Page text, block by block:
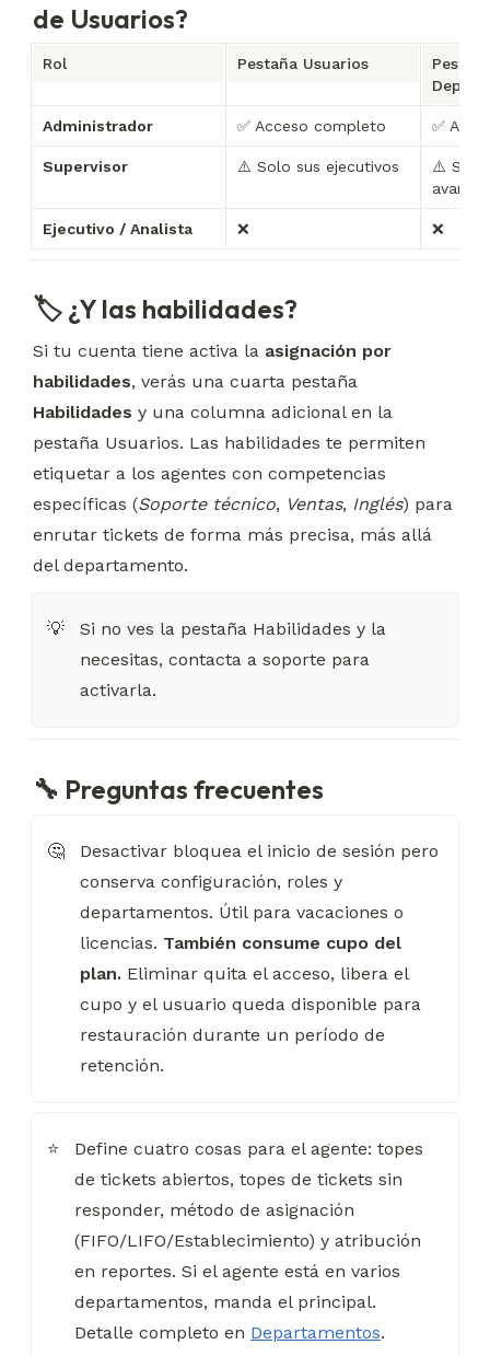
de Usuarios?
Rol Pestaña Usuarios
Administrador ✅ Acceso completo ✅
Supervisor ⚠️ Solo sus ejecutivos
⚠️ Sin
Ejecutivo / Analista ❌ ❌
🏷 ¿Y las habilidades?
Si tu cuenta tiene activa la asignación por
habilidades
Habilidades y una columna adicional en la
pestaña Usuarios. Las habilidades te permiten
etiquetar a los agentes con competencias
específicas (Soporte técnico, Ventas, Inglés) para
enrutar tickets de forma más precisa, más allá
del departamento.
💡
Si no ves la pestaña Habilidades y la
necesitas, contacta a soporte para
activarla.
🔧 Preguntas frecuentes
🤔
Desactivar bloquea el inicio de sesión pero
conserva configuración, roles y
departamentos. Útil para vacaciones o
licencias. También consume cupo del
plan. Eliminar quita el acceso, libera el
cupo y el usuario queda disponible para
restauración durante un período de
retención.
⭐
Define cuatro cosas para el agente: topes
de tickets abiertos, topes de tickets sin
responder, método de asignación
(FIFO/LIFO/Establecimiento) y atribución
en reportes. Si el agente está en varios
departamentos, manda el principal.
Detalle completo en Departamentos.